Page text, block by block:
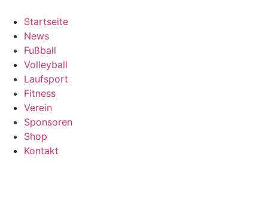
Inhalt
springen
Startseite
News
Fußball
Volleyball
Laufsport
Fitness
Verein
Sponsoren
Shop
Kontakt